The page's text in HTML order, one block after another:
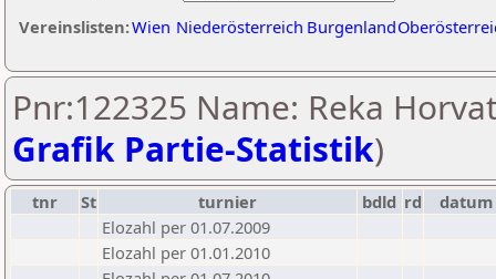
Vereinslisten:Wien Niederösterreich Burgenland
Pnr:122325 Name: Reka
Grafik Partie-Statistik)
tnr St turnier bdld rd
datum
Elozahl per 01.07.2009
Elozahl per 01.01.2010